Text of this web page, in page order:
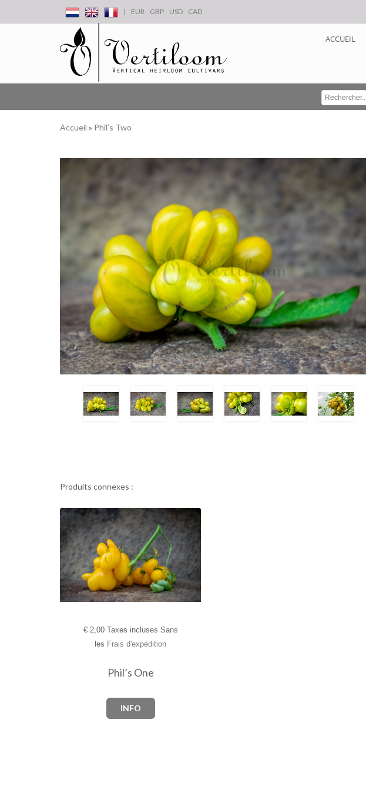
| EUR GBP USD CAD
ACCUEIL
Accueil » Phil’s Two
Produits connexes :
€2,00 Taxes incluses Sans
les Frais d'expédition
Phil’s One
INFO